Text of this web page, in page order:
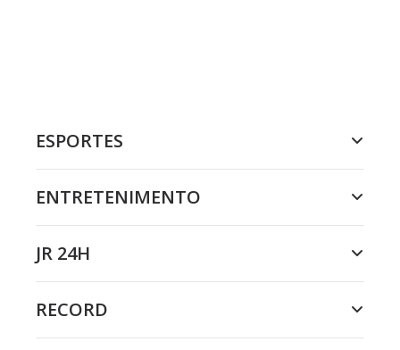
ESPORTES
ENTRETENIMENTO
JR 24H
RECORD